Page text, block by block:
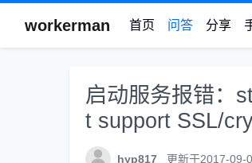
workerman 首页 问答 分享
启动服务报错：
t support SSL/
hyp817 更新于2017-09-